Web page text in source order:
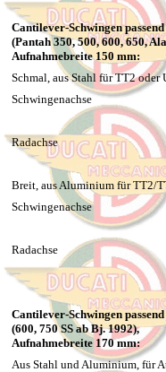
Cantilever-Schwingen
(Pantah 350, 500, 600, 650,
Aufnahmebreite 150 mm:
Schmal, aus Stahl für TT2
Schwingenachse
Radachse
Breit, aus Aluminium für TT2/
Schwingenachse
Radachse
Cantilever-Schwingen
(600, 750 SS ab Bj. 1992),
Aufnahmebreite 170 mm:
Aus Stahl und Aluminium, für